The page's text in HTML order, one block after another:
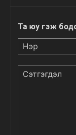
Та юу гэж